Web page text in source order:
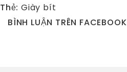
Thẻ: Giày bít
BÌNH LUẬN TRÊN FACEBOOK